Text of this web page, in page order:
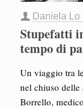
Daniela Lo
Stupefatti
tempo di
Un viaggio tra
nel chiuso
Borrello,